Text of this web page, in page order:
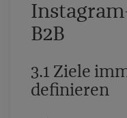
B2B
3.1 Ziele
definieren